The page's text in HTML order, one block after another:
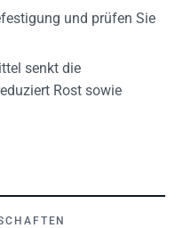
und prüfen Sie
senkt die
Rost sowie